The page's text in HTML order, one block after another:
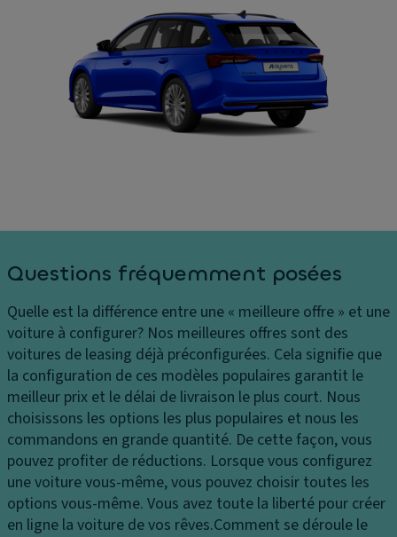
o
tr
ôl
e
d
e
s
p
h
ar
e
s
cl
ra
g
e
d'
a
c
c
u
ei
l
M
ir
in
ér
ur
e
s
C
a
p
a
ci
t
é
Questions fréquemment posées
Quelle est la différence entre une « meilleure offre » et une
voiture à configurer? Nos meilleures offres sont des
voitures de leasing déjà préconfigurées. Cela signifie que
la configuration de ces modèles populaires garantit le
meilleur prix et le délai de livraison le plus court. Nous
choisissons les options les plus populaires et nous les
commandons en grande quantité. De cette façon, vous
pouvez profiter de réductions. Lorsque vous configurez
une voiture vous-même, vous pouvez choisir toutes les
options vous-même. Vous avez toute la liberté pour créer
en ligne la voiture de vos rêves.Comment se déroule le